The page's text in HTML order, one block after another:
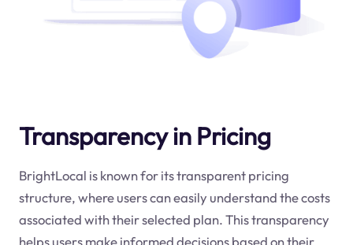
Transparency in Pricing
BrightLocal is known for its transparent pricing
structure, where users can easily understand the costs
associated with their selected plan. This transparency
helps users make informed decisions based on their